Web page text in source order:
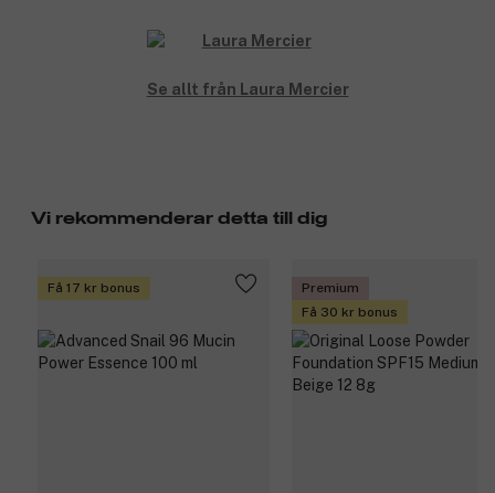
Se allt från Laura Mercier
Vi rekommenderar detta till dig
Få 17 kr bonus
Premium
Få 30 kr bonus